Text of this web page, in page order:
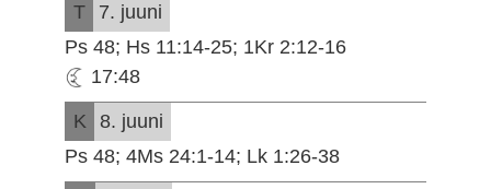
T
7. juuni
Ps 48; Hs 11:14-25; 1Kr 2:12-16
17:48
K
8. juuni
Ps 48; 4Ms 24:1-14; Lk 1:26-38